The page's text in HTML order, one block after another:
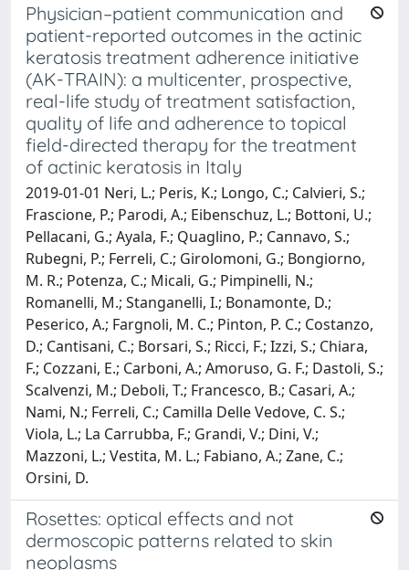
Physician–patient communication and
patient-reported outcomes in the actinic
keratosis treatment adherence initiative
(AK-TRAIN): a multicenter, prospective,
real-life study of treatment satisfaction,
quality of life and adherence to topical
field-directed therapy for the treatment
of actinic keratosis in Italy
2019-01-01 Neri, L.; Peris, K.; Longo, C.; Calvieri, S.;
Frascione, P.; Parodi, A.; Eibenschuz, L.; Bottoni, U.;
Pellacani, G.; Ayala, F.; Quaglino, P.; Cannavo, S.;
Rubegni, P.; Ferreli, C.; Girolomoni, G.; Bongiorno,
M. R.; Potenza, C.; Micali, G.; Pimpinelli, N.;
Romanelli, M.; Stanganelli, I.; Bonamonte, D.;
Peserico, A.; Fargnoli, M. C.; Pinton, P. C.; Costanzo,
D.; Cantisani, C.; Borsari, S.; Ricci, F.; Izzi, S.; Chiara,
F.; Cozzani, E.; Carboni, A.; Amoruso, G. F.; Dastoli, S.;
Scalvenzi, M.; Deboli, T.; Francesco, B.; Casari, A.;
Nami, N.; Ferreli, C.; Camilla Delle Vedove, C. S.;
Viola, L.; La Carrubba, F.; Grandi, V.; Dini, V.;
Mazzoni, L.; Vestita, M. L.; Fabiano, A.; Zane, C.;
Orsini, D.
Rosettes: optical effects and not
dermoscopic patterns related to skin
neoplasms